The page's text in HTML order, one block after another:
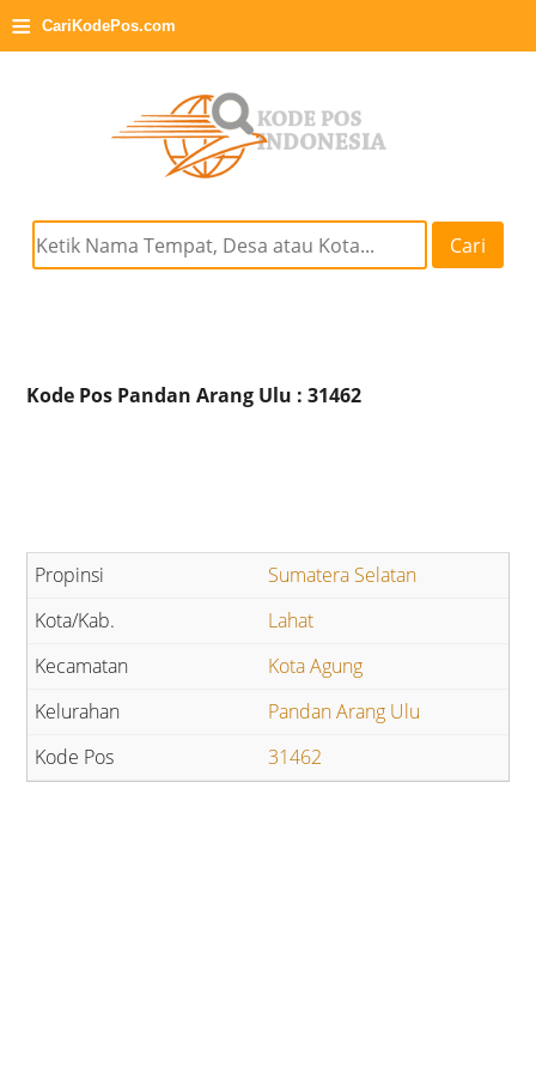
≡ CariKodePos.com
Cari
Kode Pos Pandan Arang Ulu : 31462
Sumatera Selatan
Lahat
Kota Agung
Pandan Arang Ulu
31462